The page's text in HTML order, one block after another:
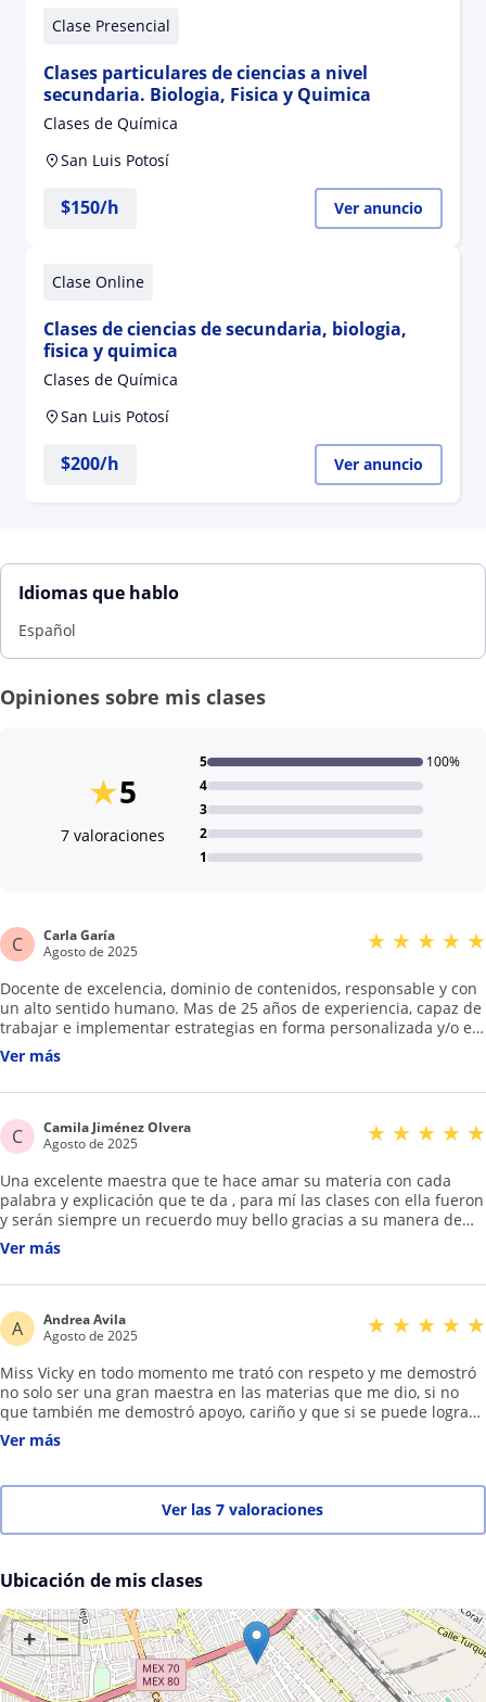
Clase Presencial
Clases particulares de ciencias a nivel
secundaria. Biologia, Fisica y Quimica
Clases de Química
San Luis Potosí
$150/h Ver anuncio
Clase Online
Clases de ciencias de secundaria, biologia,
fisica y quimica
Clases de Química
San Luis Potosí
$200/h Ver anuncio
Idiomas que hablo
Español
Opiniones sobre mis clases
5
★
7 valoraciones
1
2
3
4
5 100%
C
Carla Garía
Agosto de 2025
★ ★ ★ ★ ★
Docente de excelencia, dominio de contenidos, responsable y con
un alto sentido humano. Mas de 25 años de experiencia, capaz de
trabajar e implementar estrategias en forma personalizada y/o en
equipo. Con su entrenamiento los alumnos han obtenido los
mejores resultados en ingreso a Bachillerato y Universidad
Ver más
C
Camila Jiménez Olvera
Agosto de 2025
★ ★ ★ ★ ★
Una excelente maestra que te hace amar su materia con cada
palabra y explicación que te da , para mí las clases con ella fueron
y serán siempre un recuerdo muy bello gracias a su manera de
enseñar con tanta paciencia y amor , en mi opinión una de las
mejores maestras que puede haber tenido en una etapa tan
Ver más
A
Andrea Avila
Agosto de 2025
★ ★ ★ ★ ★
Miss Vicky en todo momento me trató con respeto y me demostró
no solo ser una gran maestra en las materias que me dio, si no
que también me demostró apoyo, cariño y que si se puede lograr
ser una maestra que cumple enormemente y se enfoca en su
trabajo, cumple exactamente las expectativas como maestra. Me
enseñanzas y aprendizajes en su materia y como persona, estimo
mucho a la miss ya que en todo momento me apoyó y me sigue
apoyando hasta el día de hoy.
Ver más
Ver las 7 valoraciones
Ubicación de mis clases
+ −